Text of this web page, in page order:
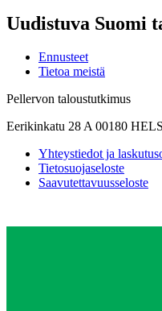
Uudistuva Suomi
Ennusteet
Tietoa meistä
Pellervon taloustutkimus
Eerikinkatu 28 A 00180
Yhteystiedot ja
Tietosuojaseloste
Saavutettavuusseloste